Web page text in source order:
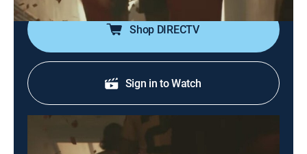
Shop DIRECTV
Sign in to Watch